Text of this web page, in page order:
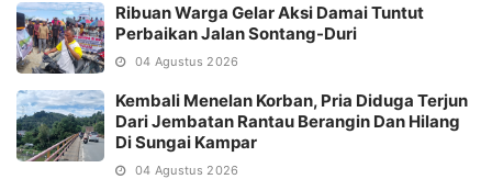
Ribuan Warga Gelar Aksi Damai Tuntut
Perbaikan Jalan Sontang-Duri
04 Agustus 2026
Kembali Menelan Korban, Pria Diduga Terjun
Dari Jembatan Rantau Berangin Dan Hilang
Di Sungai Kampar
04 Agustus 2026